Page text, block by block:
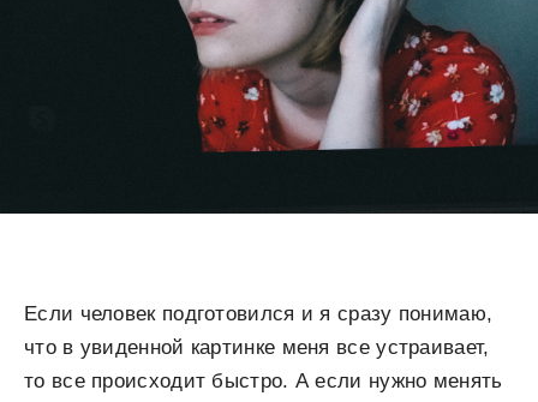
Если человек подготовился и я сразу понимаю,
что в увиденной картинке меня все устраивает,
то все происходит быстро. А если нужно менять